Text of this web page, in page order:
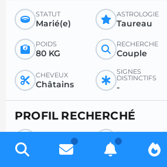
STATUT
Marié(e)
ASTROLOGIE
Taureau
POIDS
80 KG
RECHERCHE
Couple
CHEVEUX
Châtains
SIGNES
DISTINCTIFS
-
PROFIL RECHERCHÉ
RECHERCHE
Femme
ÂGE SOUHAITÉ
-